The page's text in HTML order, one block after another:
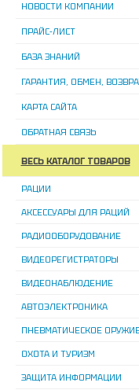
НОВОСТИ КОМПАНИИ
ПРАЙС-ЛИСТ
БАЗА ЗНАНИЙ
ГАРАНТИЯ, ОБМЕН,
КАРТА САЙТА
ОБРАТНАЯ СВЯЗЬ
ВЕСЬ КАТАЛОГ ТОВАРОВ
РАЦИИ
АКСЕССУАРЫ ДЛЯ РАЦИЙ
РАДИООБОРУДОВАНИЕ
ВИДЕОРЕГИСТРАТОРЫ
ВИДЕОНАБЛЮДЕНИЕ
АВТОЭЛЕКТРОНИКА
ПНЕВМАТИЧЕСКОЕ
ОХОТА И ТУРИЗМ
ЗАЩИТА ИНФОРМАЦИИ